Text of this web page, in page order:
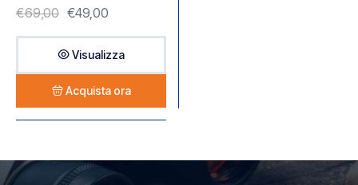
€69,00 €49,00
Visualizza
Acquista ora